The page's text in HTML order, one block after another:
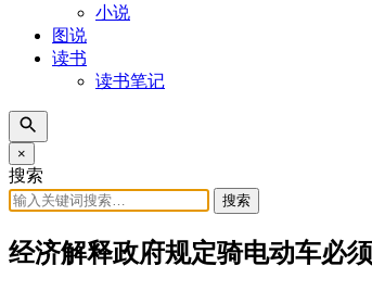
小说
图说
读书
读书笔记
×
搜索
搜索
经济解释政府规定骑电动车必